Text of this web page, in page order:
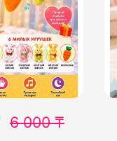
6 000₸